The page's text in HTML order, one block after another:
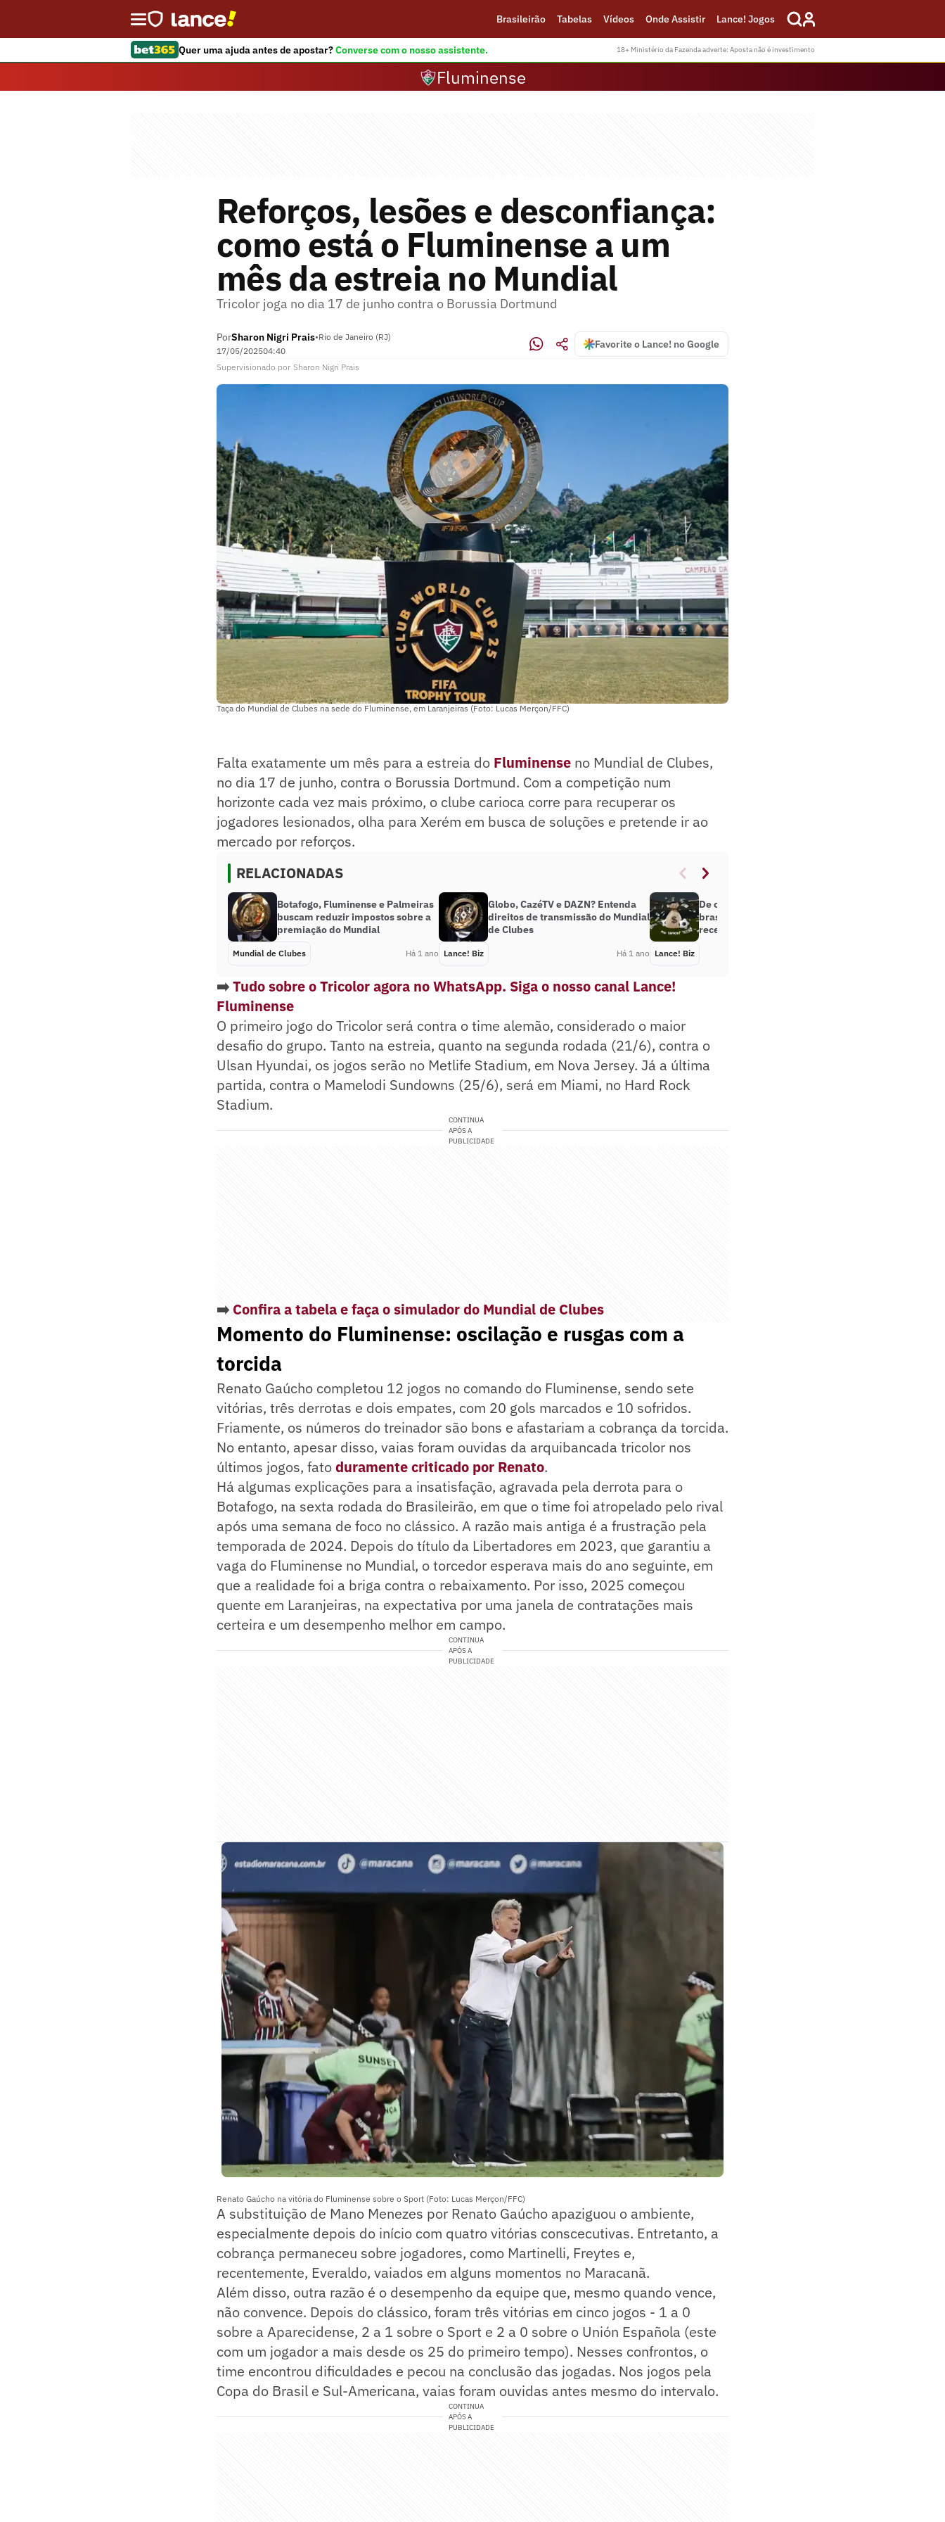
Brasileirão Tabelas Vídeos Onde Assistir Lance! Jogos
Quer uma ajuda antes de apostar?Converse com o nosso assistente. 18+ Ministério da Fazenda adverte: Aposta não é investimento
Fluminense
Reforços, lesões e desconfiança:
como está o Fluminense a um
mês da estreia no Mundial
Tricolor joga no dia 17 de junho contra o Borussia Dortmund
PorSharon Nigri Prais•Rio de Janeiro (RJ)
17/05/202504:40
Favorite o Lance! no Google
Supervisionado por Sharon Nigri Prais
Taça do Mundial de Clubes na sede do Fluminense, em Laranjeiras (Foto: Lucas Merçon/FFC)
Falta exatamente um mês para a estreia do Fluminense no Mundial de Clubes,
no dia 17 de junho, contra o Borussia Dortmund. Com a competição num
horizonte cada vez mais próximo, o clube carioca corre para recuperar os
jogadores lesionados, olha para Xerém em busca de soluções e pretende ir ao
mercado por reforços.
RELACIONADAS
Botafogo, Fluminense e Palmeiras
buscam reduzir impostos sobre a
premiação do Mundial
Mundial de Clubes Há 1 ano
Globo, CazéTV e DAZN? Entenda
direitos de transmissão do Mundial
de Clubes
Lance! Biz Há 1 ano
De onde vem o dinheiro dos clubes
brasileiros? Veja principais
receitas
Lance! Biz
➡️Tudo sobre o Tricolor agora no WhatsApp. Siga o nosso canal Lance!
Fluminense
O primeiro jogo do Tricolor será contra o time alemão, considerado o maior
desafio do grupo. Tanto na estreia, quanto na segunda rodada (21/6), contra o
Ulsan Hyundai, os jogos serão no Metlife Stadium, em Nova Jersey. Já a última
partida, contra o Mamelodi Sundowns (25/6), será em Miami, no Hard Rock
Stadium.
CONTINUA
APÓS A
PUBLICIDADE
➡️ Confira a tabela e faça o simulador do Mundial de Clubes
Momento do Fluminense: oscilação e rusgas com a
torcida
Renato Gaúcho completou 12 jogos no comando do Fluminense, sendo sete
vitórias, três derrotas e dois empates, com 20 gols marcados e 10 sofridos.
Friamente, os números do treinador são bons e afastariam a cobrança da torcida.
No entanto, apesar disso, vaias foram ouvidas da arquibancada tricolor nos
últimos jogos, fatoduramente criticado por Renato.
Há algumas explicações para a insatisfação, agravada pela derrota para o
Botafogo, na sexta rodada do Brasileirão, em que o time foi atropelado pelo rival
após uma semana de foco no clássico. A razão mais antiga é a frustração pela
temporada de 2024. Depois do título da Libertadores em 2023, que garantiu a
vaga do Fluminense no Mundial, o torcedor esperava mais do ano seguinte, em
que a realidade foi a briga contra o rebaixamento. Por isso, 2025 começou
quente em Laranjeiras, na expectativa por uma janela de contratações mais
certeira e um desempenho melhor em campo.
CONTINUA
APÓS A
PUBLICIDADE
Renato Gaúcho na vitória do Fluminense sobre o Sport (Foto: Lucas Merçon/FFC)
A substituição de Mano Menezes por Renato Gaúcho apaziguou o ambiente,
especialmente depois do início com quatro vitórias conscecutivas. Entretanto, a
cobrança permaneceu sobre jogadores, como Martinelli, Freytes e,
recentemente, Everaldo, vaiados em alguns momentos no Maracanã.
Além disso, outra razão é o desempenho da equipe que, mesmo quando vence,
não convence. Depois do clássico, foram três vitórias em cinco jogos - 1 a 0
sobre a Aparecidense, 2 a 1 sobre o Sport e 2 a 0 sobre o Unión Española (este
com um jogador a mais desde os 25 do primeiro tempo). Nesses confrontos, o
time encontrou dificuldades e pecou na conclusão das jogadas. Nos jogos pela
Copa do Brasil e Sul-Americana, vaias foram ouvidas antes mesmo do intervalo.
CONTINUA
APÓS A
PUBLICIDADE